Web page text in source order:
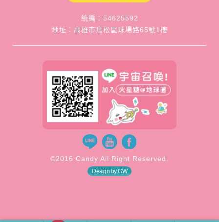
統編：54625592
地址：高雄市鳥松區球場路65號1樓
©2016 Candy All Right Reserved.
Design by GW